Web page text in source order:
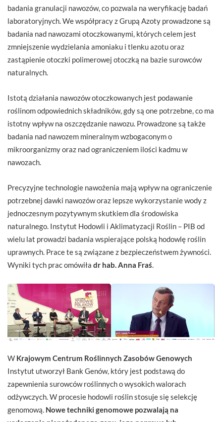
badania granulacji nawozów, co pozwala na weryfikację badań
laboratoryjnych. We współpracy z Grupą Azoty prowadzone są
badania nad nawozami otoczkowanymi, których celem jest
zmniejszenie wydzielania amoniaku i tlenku azotu oraz
zastąpienie otoczki polimerowej otoczką na bazie surowców
naturalnych.
Istotą działania nawozów otoczkowanych jest podawanie
roślinom odpowiednich składników, gdy są one potrzebne, co ma
istotny wpływ na oszczędzanie nawozu. Prowadzone są także
badania nad nawozem mineralnym wzbogaconym o
mikroorganizmy oraz nad ograniczeniem ilości kadmu w
nawozach.
Precyzyjne technologie nawożenia mają wpływ na ograniczenie
potrzebnej dawki nawozów oraz lepsze wykorzystanie wody z
jednoczesnym pozytywnym skutkiem dla środowiska
naturalnego. Instytut Hodowli i Aklimatyzacji Roślin – PIB od
wielu lat prowadzi badania wspierające polską hodowlę roślin
uprawnych. Prace te są związane z bezpieczeństwem żywności.
Wyniki tych prac omówiła dr hab. Anna Fraś
W Krajowym Centrum Roślinnych Zasobów Genowych
Instytut utworzył Bank Genów, który jest podstawą do
zapewnienia surowców roślinnych o wysokich walorach
odżywczych. W procesie hodowli roślin stosuje się selekcję
genomową. Nowe techniki genomowe pozwalają na